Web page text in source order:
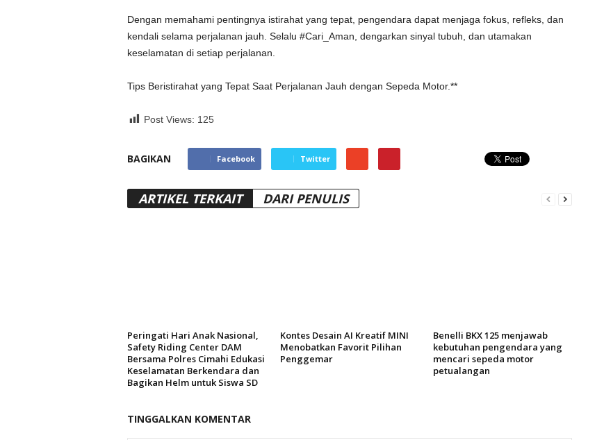
Dengan memahami pentingnya istirahat yang tepat, pengendara dapat menjaga fokus, refleks, dan
kendali selama perjalanan jauh. Selalu #Cari_Aman, dengarkan sinyal tubuh, dan utamakan
keselamatan di setiap perjalanan.
Tips Beristirahat yang Tepat Saat Perjalanan Jauh dengan Sepeda Motor.**
Post Views: 125
BAGIKAN Facebook Twitter
ARTIKEL TERKAIT DARI PENULIS
Peringati Hari Anak Nasional,
Safety Riding Center DAM
Bersama Polres Cimahi Edukasi
Keselamatan Berkendara dan
Bagikan Helm untuk Siswa SD
Kontes Desain AI Kreatif MINI
Menobatkan Favorit Pilihan
Penggemar
Benelli BKX 125 menjawab
kebutuhan pengendara yang
mencari sepeda motor
petualangan
TINGGALKAN KOMENTAR